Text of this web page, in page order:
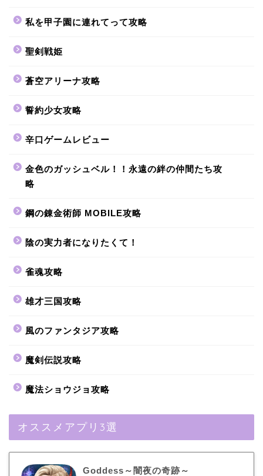
私を甲子園に連れてって攻略
聖剣戦姫
蒼空アリーナ攻略
誓約少女攻略
辛口ゲームレビュー
金色のガッシュベル！！永遠の絆の仲間たち攻
略
鋼の錬金術師 MOBILE攻略
陰の実力者になりたくて！
雀魂攻略
雄才三国攻略
風のファンタジア攻略
魔剣伝説攻略
魔法ショウジョ攻略
オススメアプリ3選
Goddess～闇夜の奇跡～